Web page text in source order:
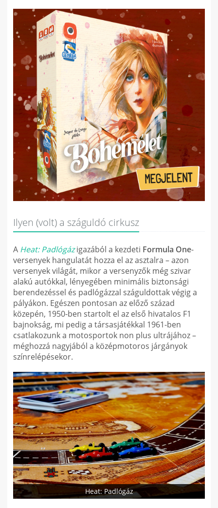
Ilyen (volt) a száguldó cirkusz
A Heat: Padlógázigazából a kezdeti Formula One-
versenyek hangulatát hozza el az asztalra – azon
versenyek világát, mikor a versenyzők még szivar
alakú autókkal, lényegében minimális biztonsági
berendezéssel és padlógázzal száguldottak végig a
pályákon. Egészen pontosan az előző század
közepén, 1950-ben startolt el az első hivatalos F1
bajnokság, mi pedig a társasjátékkal 1961-ben
csatlakozunk a motosportok non plus ultrájához –
méghozzá nagyjából a középmotoros járgányok
színrelépésekor.
Heat: Padlógáz